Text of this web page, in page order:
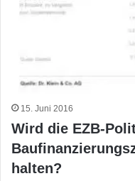
15. Juni 2016
Wird die EZB-
halten?